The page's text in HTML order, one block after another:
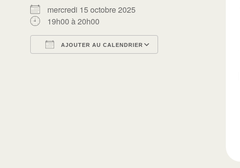
mercredi 15 octobre 2025
19h00 à 20h00
AJOUTER AU CALENDRIER